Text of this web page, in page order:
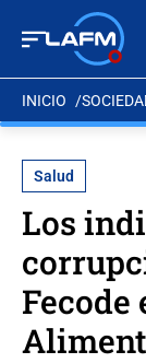
INICIO
Salud
Los
Fecode